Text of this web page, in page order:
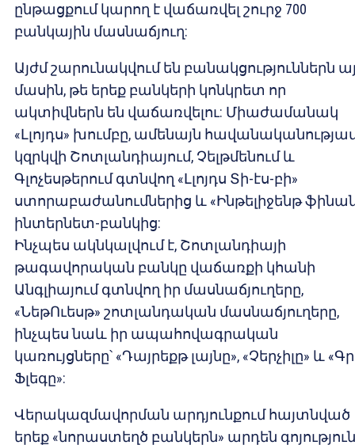
ընթացքում կարող է վաճառվել շուրջ 700
բանկային մասնաճյուղ:
Այժմ շարունակվում են բանակցություններն
մասին, թե երեք բանկերի կոնկրետ որ
ակտիվներն են վաճառվելու: Միաժամանակ
«Լլոյդս» խումբը, ամենայն
կզրկվի Շոտլանդիայում, Չելթմենում և
Գլոչեսթերում գտնվող «Լլոյդս Տի-էս-բի»
ստորաբաժանումներից և «Ինթելիջենթ
ինտերնետ-բանկից:
Ինչպես ակնկալվում է, Շոտլանդիայի
թագավորական բանկը վաճառքի կհանի
Անգլիայում գտնվող իր մասնաճյուղերը,
«ՆեթՈւեսթ» շոտլանդական մասնաճյուղերը,
ինչպես նաև իր ապահովագրական
կառույցները՝ «Դայրեքթ լայնը», «Չերչիլը» և
Ֆլեգը»:
Վերակազմավորման արդյունքում հայտնված
երեք «նորաստեղծ բանկերն» արդեն գոյություն